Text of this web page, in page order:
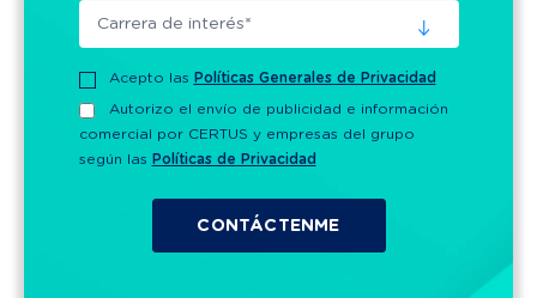
Acepto las Políticas Generales de Privacidad
Autorizo el envío de publicidad e información
comercial por CERTUS y empresas del grupo
según las Políticas de Privacidad